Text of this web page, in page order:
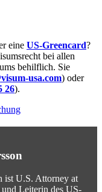
eine US-Greencard?
bei allen
behilflich. Sie
usa.com) oder
26).
ist U.S. Attorney at
Leiterin des US-